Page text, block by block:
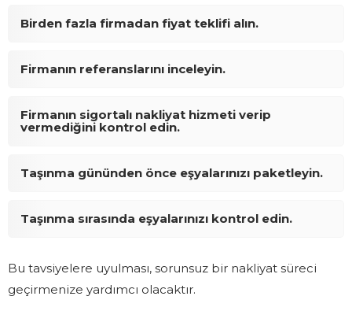
Birden fazla firmadan fiyat teklifi alın.
Firmanın referanslarını inceleyin.
Firmanın sigortalı nakliyat hizmeti verip
vermediğini kontrol edin.
Taşınma gününden önce eşyalarınızı paketleyin.
Taşınma sırasında eşyalarınızı kontrol edin.
Bu tavsiyelere uyulması, sorunsuz bir nakliyat süreci
geçirmenize yardımcı olacaktır.